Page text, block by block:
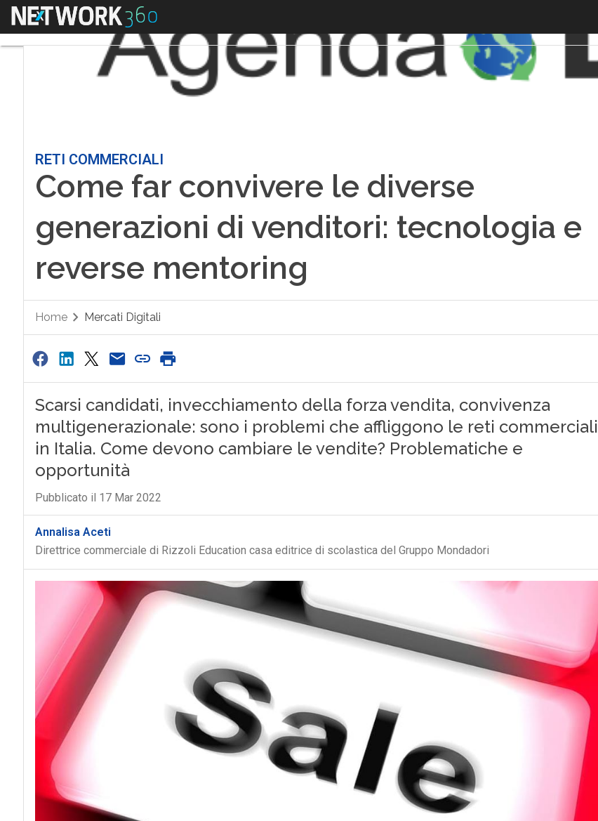
Menu
RETI COMMERCIALI
Come far convivere le diverse
generazioni di venditori: tecnologia e
reverse mentoring
Home Mercati Digitali
Scarsi candidati, invecchiamento della forza vendita, convivenza
multigenerazionale: sono i problemi che affliggono le reti commerciali
in Italia. Come devono cambiare le vendite? Problematiche e
opportunità
Pubblicato il 17 Mar 2022
Annalisa Aceti
Direttrice commerciale di Rizzoli Education casa editrice di scolastica del Gruppo Mondadori